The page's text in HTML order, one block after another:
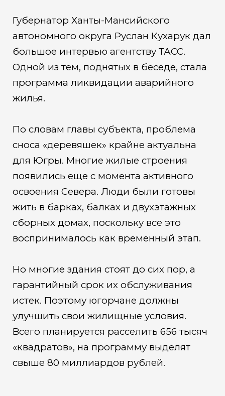
Губернатор Ханты-Мансийского
автономного округа Руслан Кухарук дал
большое интервью агентству ТАСС.
Одной из тем, поднятых в беседе, стала
программа ликвидации аварийного
жилья.
По словам главы субъекта, проблема
сноса «деревяшек» крайне актуальна
для Югры. Многие жилые строения
появились еще с момента активного
освоения Севера. Люди были готовы
жить в барках, балках и двухэтажных
сборных домах, поскольку все это
воспринималось как временный этап.
Но многие здания стоят до сих пор, а
гарантийный срок их обслуживания
истек. Поэтому югорчане должны
улучшить свои жилищные условия.
Всего планируется расселить 656 тысяч
«квадратов», на программу выделят
свыше 80 миллиардов рублей.